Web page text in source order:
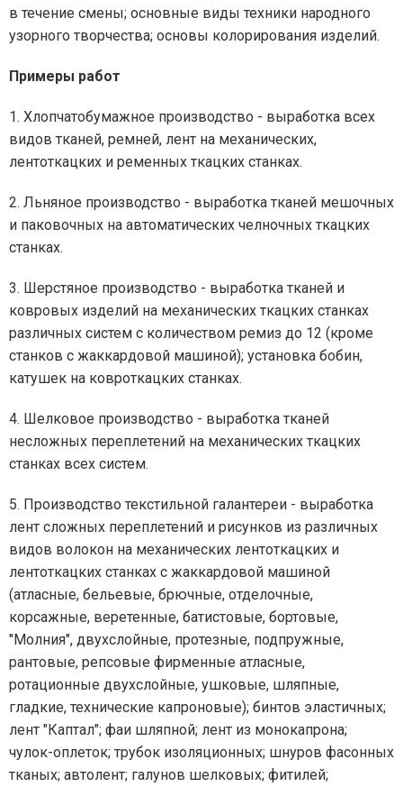
в течение смены; основные виды техники народного
узорного творчества; основы колорирования изделий.
Примеры работ
1. Хлопчатобумажное производство - выработка всех
видов тканей, ремней, лент на механических,
лентоткацких и ременных ткацких станках.
2. Льняное производство - выработка тканей мешочных
и паковочных на автоматических челночных ткацких
станках.
3. Шерстяное производство - выработка тканей и
ковровых изделий на механических ткацких станках
различных систем с количеством ремиз до 12 (кроме
станков с жаккардовой машиной); установка бобин,
катушек на ковроткацких станках.
4. Шелковое производство - выработка тканей
несложных переплетений на механических ткацких
станках всех систем.
5. Производство текстильной галантереи - выработка
лент сложных переплетений и рисунков из различных
видов волокон на механических лентоткацких и
лентоткацких станках с жаккардовой машиной
(атласные, бельевые, брючные, отделочные,
корсажные, веретенные, батистовые, бортовые,
"Молния", двухслойные, протезные, подпружные,
рантовые, репсовые фирменные атласные,
ротационные двухслойные, ушковые, шляпные,
гладкие, технические капроновые); бинтов эластичных;
лент "Каптал"; фаи шляпной; лент из монокапрона;
чулок-оплеток; трубок изоляционных; шнуров фасонных
тканых; автолент; галунов шелковых; фитилей;